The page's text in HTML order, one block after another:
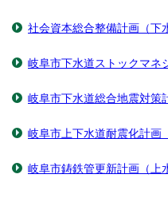
社会資本総合整備計画（下
岐阜市下水道ストックマネ
岐阜市下水道総合地震対策
岐阜市上下水道耐震化計画
岐阜市鋳鉄管更新計画（上